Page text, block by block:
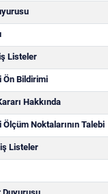
Listeler
Ön Bildirimi
Hakkında
Noktalarının Talebi
Listeler